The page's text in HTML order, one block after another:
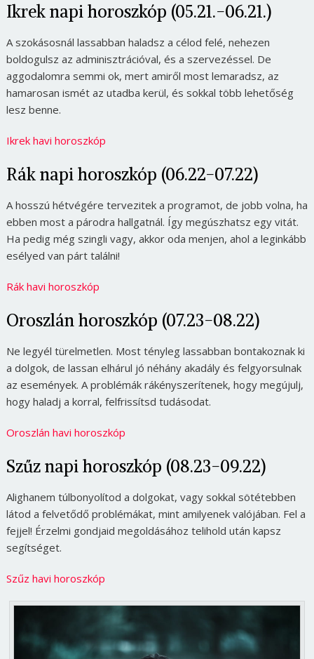
Ikrek napi horoszkóp (05.21.-06.21.)
A szokásosnál lassabban haladsz a célod felé, nehezen
boldogulsz az adminisztrációval, és a szervezéssel. De
aggodalomra semmi ok, mert amiről most lemaradsz, az
hamarosan ismét az utadba kerül, és sokkal több lehetőség
lesz benne.
Ikrek havi horoszkóp
Rák napi horoszkóp (06.22-07.22)
A hosszú hétvégére tervezitek a programot, de jobb volna, ha
ebben most a párodra hallgatnál. Így megúszhatsz egy vitát.
Ha pedig még szingli vagy, akkor oda menjen, ahol a leginkább
esélyed van párt találni!
Rák havi horoszkóp
Oroszlán horoszkóp (07.23-08.22)
Ne legyél türelmetlen. Most tényleg lassabban bontakoznak ki
a dolgok, de lassan elhárul jó néhány akadály és felgyorsulnak
az események. A problémák rákényszerítenek, hogy megújulj,
hogy haladj a korral, felfrissítsd tudásodat.
Oroszlán havi horoszkóp
Szűz napi horoszkóp (08.23-09.22)
Alighanem túlbonyolítod a dolgokat, vagy sokkal sötétebben
látod a felvetődő problémákat, mint amilyenek valójában. Fel a
fejjel! Érzelmi gondjaid megoldásához telihold után kapsz
segítséget.
Szűz havi horoszkóp